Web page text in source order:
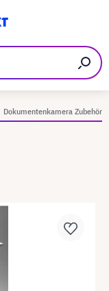
Dokumentenkamera Zubehör